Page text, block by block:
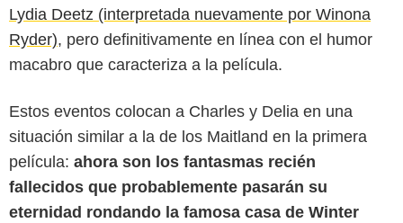
Lydia Deetz (interpretada nuevamente por Winona
Ryder), pero definitivamente en línea con el humor
macabro que caracteriza a la película.
Estos eventos colocan a Charles y Delia en una
situación similar a la de los Maitland en la primera
película: ahora son los fantasmas recién
fallecidos que probablemente pasarán su
eternidad rondando la famosa casa de Winter
Entertainment Weekly